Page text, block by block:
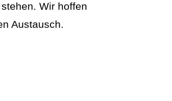
Wir hoffen
Austausch.